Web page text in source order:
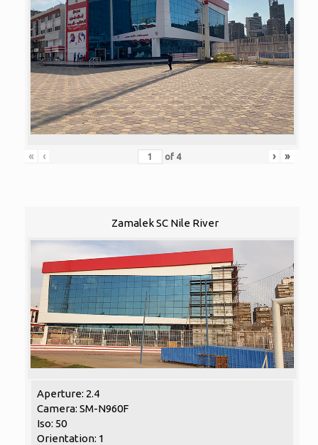
« ‹ of 4 › »
Zamalek SC Nile River
Aperture: 2.4
Camera: SM-N960F
Iso: 50
Orientation: 1